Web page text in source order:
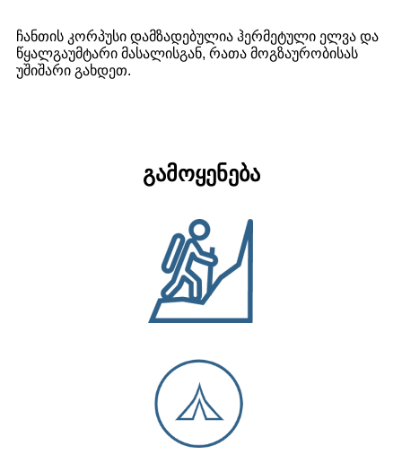
ჩანთის კორპუსი დამზადებულია ჰერმეტული ელვა და
წყალგაუმტარი მასალისგან, რათა მოგზაურობისას
უშიშარი გახდეთ.
გამოყენება